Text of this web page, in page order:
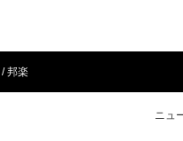
邦楽
ニュ